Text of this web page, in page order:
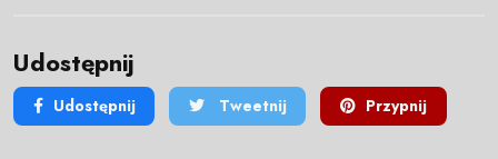
Udostępnij
Udostępnij Tweetnij Przypnij